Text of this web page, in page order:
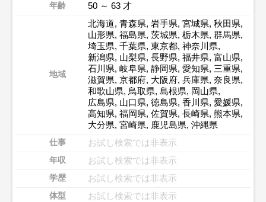
年齢 50 ～ 63 才
地域
北海道, 青森県, 岩手県, 宮城県, 秋田県,
山形県, 福島県, 茨城県, 栃木県, 群馬県,
埼玉県, 千葉県, 東京都, 神奈川県,
新潟県, 山梨県, 長野県, 福井県, 富山県,
石川県, 岐阜県, 静岡県, 愛知県, 三重県,
滋賀県, 京都府, 大阪府, 兵庫県, 奈良県,
和歌山県, 鳥取県, 島根県, 岡山県,
広島県, 山口県, 徳島県, 香川県, 愛媛県,
高知県, 福岡県, 佐賀県, 長崎県, 熊本県,
大分県, 宮崎県, 鹿児島県, 沖縄県
仕事 お試し検索では非表示
年収 お試し検索では非表示
学歴 お試し検索では非表示
体型 お試し検索では非表示